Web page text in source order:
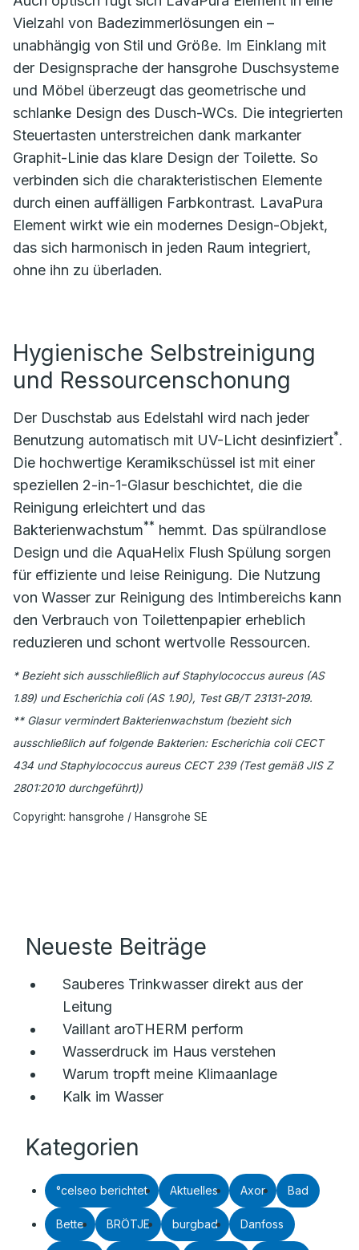
Vielzahl von Badezimmerlösungen ein –
unabhängig von Stil und Größe. Im Einklang mit
der Designsprache der hansgrohe Duschsysteme
und Möbel überzeugt das geometrische und
schlanke Design des Dusch-WCs. Die integrierten
Steuertasten unterstreichen dank markanter
Graphit-Linie das klare Design der Toilette. So
verbinden sich die charakteristischen Elemente
durch einen auffälligen Farbkontrast. LavaPura
Element wirkt wie ein modernes Design-Objekt,
das sich harmonisch in jeden Raum integriert,
ohne ihn zu überladen.
Hygienische Selbstreinigung
und Ressourcenschonung
Der Duschstab aus Edelstahl wird nach jeder
Benutzung automatisch mit UV-Licht desinfiziert*.
Die hochwertige Keramikschüssel ist mit einer
speziellen 2-in-1-Glasur beschichtet, die die
Reinigung erleichtert und das
Bakterienwachstum** hemmt. Das spülrandlose
Design und die AquaHelix Flush Spülung sorgen
für effiziente und leise Reinigung. Die Nutzung
von Wasser zur Reinigung des Intimbereichs kann
den Verbrauch von Toilettenpapier erheblich
reduzieren und schont wertvolle Ressourcen.
* Bezieht sich ausschließlich auf Staphylococcus aureus (AS
1.89) und Escherichia coli (AS 1.90), Test GB/T 23131-2019.
** Glasur vermindert Bakterienwachstum (bezieht sich
ausschließlich auf folgende Bakterien: Escherichia coli CECT
434 und Staphylococcus aureus CECT 239 (Test gemäß JIS Z
2801:2010 durchgeführt))
Copyright: hansgrohe / Hansgrohe SE
Neueste Beiträge
Sauberes Trinkwasser direkt aus der
Leitung
Vaillant aroTHERM perform
Wasserdruck im Haus verstehen
Warum tropft meine Klimaanlage
Kalk im Wasser
Kategorien
°celseo berichtet Aktuelles Axor Bad
Bette BRÖTJE burgbad Danfoss